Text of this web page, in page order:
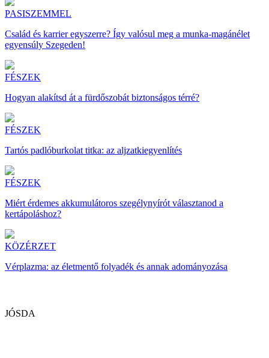
PASISZEMMEL
Család és karrier egyszerre? Így valósul meg a munka-magánélet
egyensúly Szegeden!
FÉSZEK
Hogyan alakítsd át a fürdőszobát biztonságos térré?
FÉSZEK
Tartós padlóburkolat titka: az aljzatkiegyenlítés
FÉSZEK
Miért érdemes akkumulátoros szegélynyírót választanod a
kertápoláshoz?
KÖZÉRZET
Vérplazma: az életmentő folyadék és annak adományozása
JÓSDA